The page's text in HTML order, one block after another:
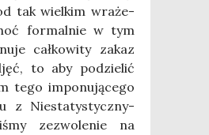
tak wiel­kim wra­że­
for­mal­nie w tym
cał­ko­wi­ty zakaz
to aby podzie­lić
tego impo­nu­ją­ce­go
z Nie­sta­ty­stycz­ny­
zezwo­le­nie na